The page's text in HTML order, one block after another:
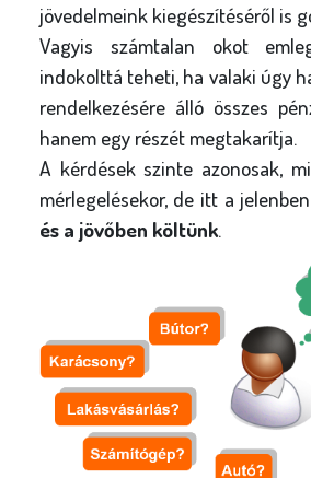
jövedelmeink kiegészítéséről is
Vagyis számtalan okot
indokolttá teheti, ha valaki úgy
rendelkezésére álló összes
hanem egy részét megtakarítja.
A kérdések szinte azonosak,
mérlegelésekor, de itt a jelenben
és a jövőben költünk.